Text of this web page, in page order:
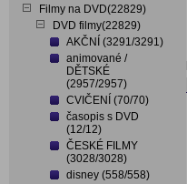
Filmy na DVD(22829)
DVD filmy(22829)
AKČNÍ (3291/3291)
animované /
DĚTSKÉ
(2957/2957)
CVIČENÍ (70/70)
časopis s DVD
(12/12)
ČESKÉ FILMY
(3028/3028)
disney (558/558)